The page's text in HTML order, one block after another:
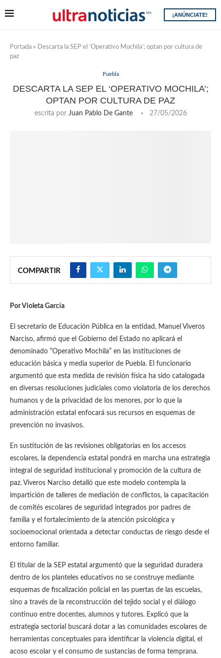
¡ANÚNCIATE!
Portada » Descarta la SEP el ‘Operativo Mochila’; optan por cultura de
paz
Puebla
DESCARTA LA SEP EL ‘OPERATIVO MOCHILA’;
OPTAN POR CULTURA DE PAZ
escrita por Juan Pablo De Gante 27/05/2026
COMPARTIR
Por Violeta García
El secretario de Educación Pública en la entidad, Manuel Viveros
Narciso, afirmó que el Gobierno del Estado no aplicará el
denominado “Operativo Mochila” en las instituciones de
educación básica y media superior de Puebla. El funcionario
argumentó que esta medida de revisión física ha sido catalogada
en diversas resoluciones judiciales como violatoria de los derechos
humanos y de la privacidad de los menores, por lo que la
administración estatal enfocará sus recursos en esquemas de
prevención no invasivos.
En sustitución de las revisiones obligatorias en los accesos
escolares, la dependencia estatal pondrá en marcha una estrategia
integral de seguridad institucional y promoción de la cultura de
paz. Viveros Narciso detalló que este modelo contempla la
impartición de talleres de mediación de conflictos, la capacitación
de comités escolares de seguridad integrados por padres de
familia y el fortalecimiento de la atención psicológica y
socioemocional orientada a detectar conductas de riesgo desde el
entorno familiar.
El titular de la SEP estatal argumentó que la seguridad duradera
dentro de los planteles educativos no se construye mediante
esquemas de fiscalización policial en las puertas de las escuelas,
sino a través de la reconstrucción del tejido social y el diálogo
continuo entre docentes, alumnos y tutores. Explicó que la
estrategia sectorial buscará dotar a las comunidades escolares de
herramientas conceptuales para identificar la violencia digital, el
acoso escolar y el consumo de sustancias de forma temprana.